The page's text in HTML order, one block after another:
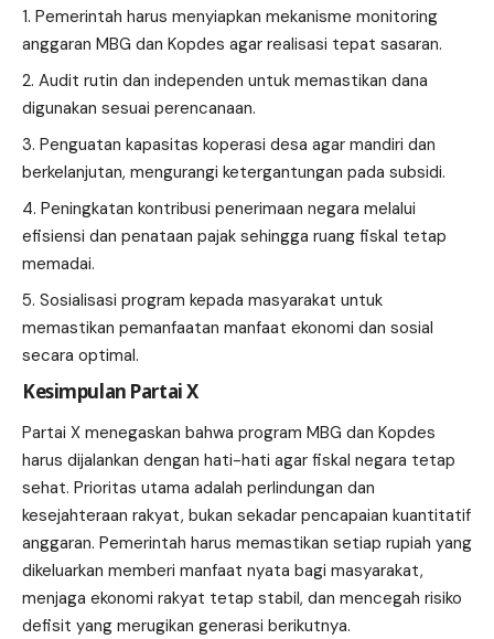
Pemerintah harus menyiapkan mekanisme monitoring
anggaran MBG dan Kopdes agar realisasi tepat sasaran.
Audit rutin dan independen untuk memastikan dana
digunakan sesuai perencanaan.
Penguatan kapasitas koperasi desa agar mandiri dan
berkelanjutan, mengurangi ketergantungan pada subsidi.
Peningkatan kontribusi penerimaan negara melalui
efisiensi dan penataan pajak sehingga ruang fiskal tetap
memadai.
Sosialisasi program kepada masyarakat untuk
memastikan pemanfaatan manfaat ekonomi dan sosial
secara optimal.
Kesimpulan Partai X
Partai X menegaskan bahwa program MBG dan Kopdes
harus dijalankan dengan hati-hati agar fiskal negara tetap
sehat. Prioritas utama adalah perlindungan dan
kesejahteraan rakyat, bukan sekadar pencapaian kuantitatif
anggaran. Pemerintah harus memastikan setiap rupiah yang
dikeluarkan memberi manfaat nyata bagi masyarakat,
menjaga ekonomi rakyat tetap stabil, dan mencegah risiko
defisit yang merugikan generasi berikutnya.